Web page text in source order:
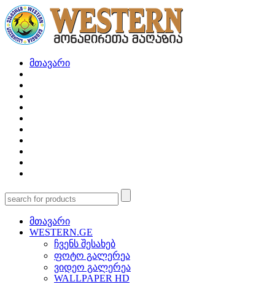
მთავარი
მთავარი
WESTERN.GE
ჩვენს შესახებ
ფოტო გალერეა
ვიდეო გალერეა
WALLPAPER HD